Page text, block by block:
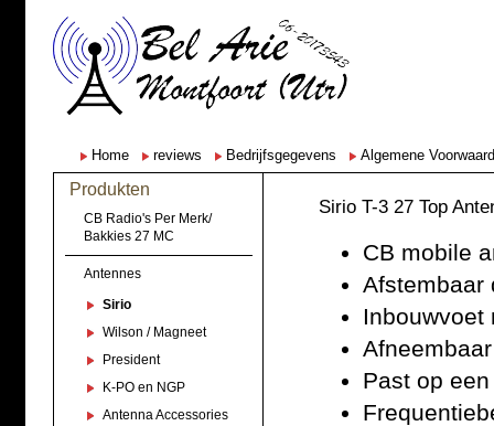
Home reviews Bedrijfsgegevens Algemene
Produkten
CB Radio's Per Merk/
Bakkies 27 MC
Antennes
Sirio
Wilson / Magneet
President
K-PO en NGP
Antenna Accessories
Sirio T-3 27 Top
CB mobile
Afstembaar
Inbouwvoet
Past op